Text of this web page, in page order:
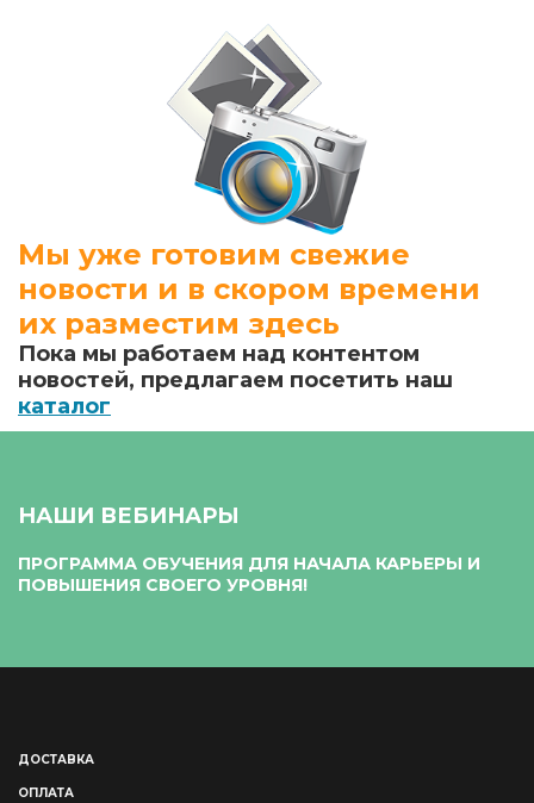
Мы уже готовим свежие
новости и в скором времени
их разместим здесь
Пока мы работаем над контентом
новостей, предлагаем посетить наш
каталог
НАШИ ВЕБИНАРЫ
ПРОГРАММА ОБУЧЕНИЯ ДЛЯ НАЧАЛА КАРЬЕРЫ И
ПОВЫШЕНИЯ СВОЕГО УРОВНЯ!
ДОСТАВКА
ОПЛАТА